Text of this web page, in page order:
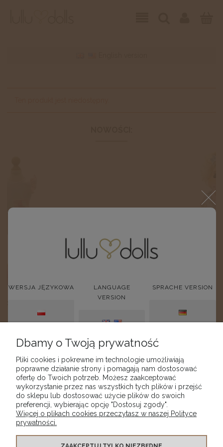
DO KOSZYKA
SKLEP
WERSJA JĘZYKOWA
LANGUAGE
VERSION
ENGLISH/US
SPRACHE VERSION
Dbamy o Twoją prywatność
Pliki cookies i pokrewne im technologie umożliwiają
poprawne działanie strony i pomagają nam dostosować
ofertę do Twoich potrzeb. Możesz zaakceptować
wykorzystanie przez nas wszystkich tych plików i przejść
do sklepu lub dostosować użycie plików do swoich
preferencji, wybierając opcję "Dostosuj zgody".
Więcej o plikach cookies przeczytasz w naszej Polityce
prywatności.